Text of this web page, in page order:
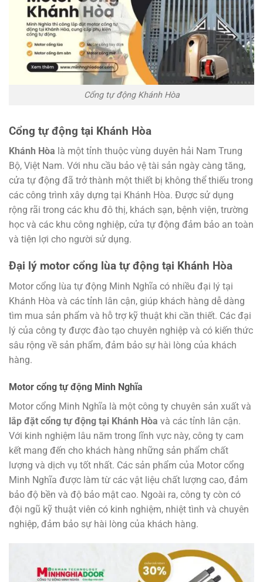
Cổng tự động Khánh Hòa
Cổng tự động tại Khánh Hòa
Khánh Hòa là một tỉnh thuộc vùng duyên hải Nam Trung
Bộ, Việt Nam. Với nhu cầu bảo vệ tài sản ngày càng tăng,
cửa tự động đã trở thành một thiết bị không thể thiếu trong
các công trình xây dựng tại Khánh Hòa. Được sử dụng
rộng rãi trong các khu đô thị, khách sạn, bệnh viện, trường
học và các khu công nghiệp, cửa tự động đảm bảo an toàn
và tiện lợi cho người sử dụng.
Đại lý motor cổng lùa tự động tại Khánh Hòa
Motor cổng lùa tự động Minh Nghĩa có nhiều đại lý tại
Khánh Hòa và các tỉnh lân cận, giúp khách hàng dễ dàng
tìm mua sản phẩm và hỗ trợ kỹ thuật khi cần thiết. Các đại
lý của công ty được đào tạo chuyên nghiệp và có kiến thức
sâu rộng về sản phẩm, đảm bảo sự hài lòng của khách
hàng.
Motor cổng tự động Minh Nghĩa
Motor cổng Minh Nghĩa là một công ty chuyên sản xuất và
lắp đặt cổng tự động tại Khánh Hòa và các tỉnh lân cận.
Với kinh nghiệm lâu năm trong lĩnh vực này, công ty cam
kết mang đến cho khách hàng những sản phẩm chất
lượng và dịch vụ tốt nhất. Các sản phẩm của Motor cổng
Minh Nghĩa được làm từ các vật liệu chất lượng cao, đảm
bảo độ bền và độ bảo mật cao. Ngoài ra, công ty còn có
đội ngũ kỹ thuật viên có kinh nghiệm, nhiệt tình và chuyên
nghiệp, đảm bảo sự hài lòng của khách hàng.